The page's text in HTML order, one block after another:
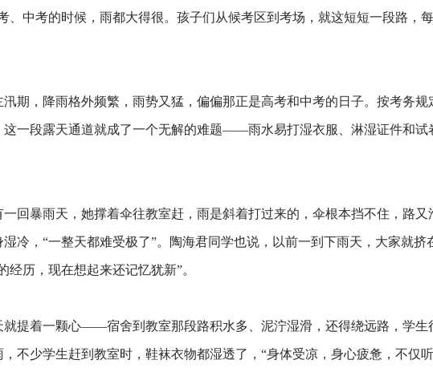
、中考的时候，雨都大得很。孩子们从候考区到考场，就这短短一段路，
期，降雨格外频繁，雨势又猛，偏偏那正是高考和中考的日子。按考务规
一段露天通道就成了一个无解的难题——雨水易打湿衣服、淋湿证件和试
回暴雨天，她撑着伞往教室赶，雨是斜着打过来的，伞根本挡不住，路又
冷，“一整天都难受极了”。陶海君同学也说，以前一到下雨天，大家就挤
历，现在想起来还记忆犹新”。
提着一颗心——宿舍到教室那段路积水多、泥泞湿滑，还得绕远路，学生
不少学生赶到教室时，鞋袜衣物都湿透了，“身体受凉，身心疲惫，不仅